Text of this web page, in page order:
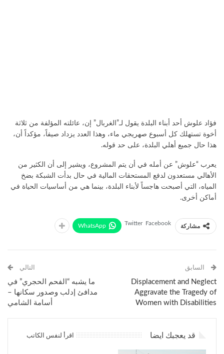
فؤاد علوش أحد أبناء البلدة يقول لـ”الغربال” إن، عائلته المؤلفة من ثلاثة
أخوة تستهلك كل أسبوع صهريجي ماء، وهذا العدد يزداد صيفاً، مؤكداً أن،
هذا حال جميع أهلي البلدة، على حد قوله.
يعرب “علوش” عن أمله في أن يتم المشروع، ويشير إلى أن الكثير من
الأهالي مستعدون لدفع المستحقات المالية في حال بدأت الشبكة بضخ
المياه، التي أصبحت هاجساً لأبناء البلدة، بينما هي من أساسيات الحياة في
أماكن أخرى.
مشاركة Facebook
Twitter
WhatsApp
السابق
Displacement and Neglect
Aggravate the Tragedy of
Women with Disabilities
التالي
ما يشبه “الفحم الحجري” في
مدافئ إدلب وصدور سكانها –
أسامة الشامي
قد يعجبك ايضا اقرأ لنفس الكاتب